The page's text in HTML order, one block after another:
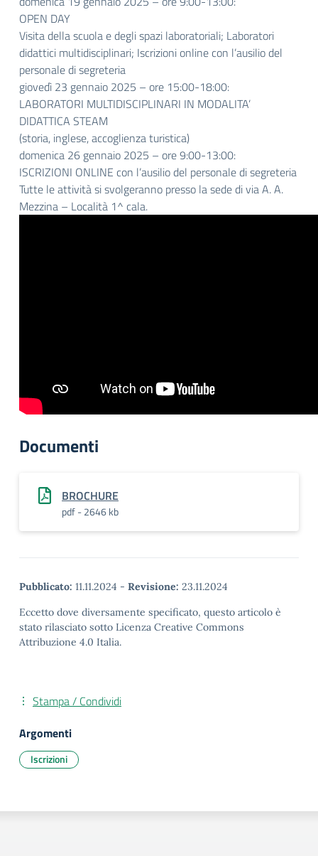
OPEN DAY
Visita della scuola e degli spazi laboratoriali; Laboratori
didattici multidisciplinari; Iscrizioni online con l’ausilio del
personale di segreteria
giovedì 23 gennaio 2025 – ore 15:00-18:00:
LABORATORI MULTIDISCIPLINARI IN MODALITA’
DIDATTICA STEAM
(storia, inglese, accoglienza turistica)
domenica 26 gennaio 2025 – ore 9:00-13:00:
ISCRIZIONI ONLINE con l’ausilio del personale di segreteria
Tutte le attività si svolgeranno presso la sede di via A. A.
Mezzina – Località 1^ cala.
Documenti
BROCHURE
pdf - 2646 kb
Pubblicato: 11.11.2024 - Revisione: 23.11.2024
Eccetto dove diversamente specificato, questo articolo è
stato rilasciato sotto Licenza Creative Commons
Attribuzione 4.0 Italia.
Stampa / Condividi
Argomenti
Iscrizioni